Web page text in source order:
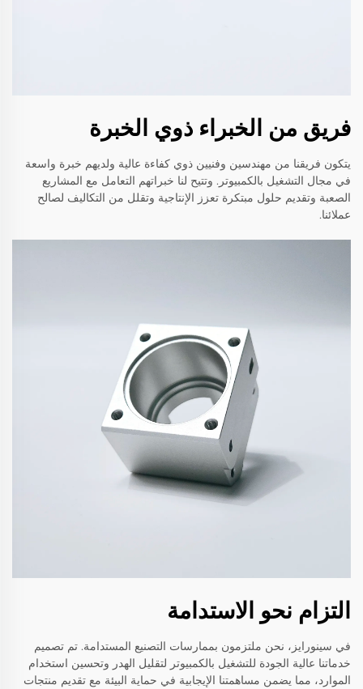
فريق من الخبراء ذوي الخبرة
يتكون فريقنا من مهندسين وفنيين ذوي كفاءة عالية ولديهم خبرة واسعة
في مجال التشغيل بالكمبيوتر. وتتيح لنا خبراتهم التعامل مع المشاريع
الصعبة وتقديم حلول مبتكرة تعزز الإنتاجية وتقلل من التكاليف لصالح
عملائنا.
التزام نحو الاستدامة
في سينورايز، نحن ملتزمون بممارسات التصنيع المستدامة. تم تصميم
خدماتنا عالية الجودة للتشغيل بالكمبيوتر لتقليل الهدر وتحسين استخدام
الموارد، مما يضمن مساهمتنا الإيجابية في حماية البيئة مع تقديم منتجات